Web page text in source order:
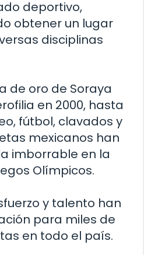
deportivo,
obtener un lugar
disciplinas
de oro de Soraya
en 2000, hasta
fútbol, clavados y
mexicanos han
imborrable en la
Olímpicos.
y talento han
para miles de
en todo el país.